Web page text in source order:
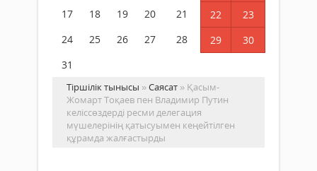
17
18 19 20 21 22
23
24
25 26 27 28 29
30
31
Тіршілік тынысы »Саясат » Қасым-
Жомарт Тоқаев пен Владимир Путин
келіссөздерді ресми делегация
мүшелерінің қатысуымен кеңейтілген
құрамда жалғастырды